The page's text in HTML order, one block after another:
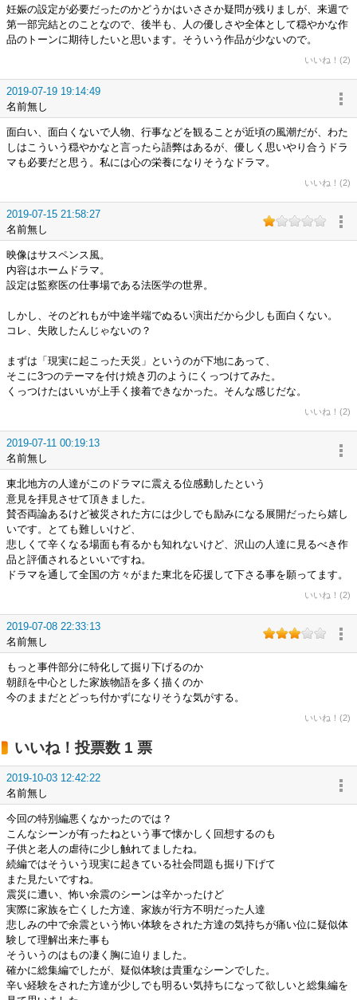
妊娠の設定が必要だったのかどうかはいささか疑問が残りましが、来週で
第一部完結とのことなので、後半も、人の優しさや全体として穏やかな作
品のトーンに期待したいと思います。そういう作品が少ないので。
いいね！(2)
2019-07-19 19:14:49
名前無し
面白い、面白くないで人物、行事などを観ることが近頃の風潮だが、わた
しはこういう穏やかなと言ったら語弊はあるが、優しく思いやり合うドラ
マも必要だと思う。私には心の栄養になりそうなドラマ。
いいね！(2)
2019-07-15 21:58:27
名前無し
映像はサスペンス風。
内容はホームドラマ。
設定は監察医の仕事場である法医学の世界。
しかし、そのどれもが中途半端でぬるい演出だから少しも面白くない。
コレ、失敗したんじゃないの？
まずは「現実に起こった天災」というのが下地にあって、
そこに3つのテーマを付け焼き刃のようにくっつけてみた。
くっつけたはいいが上手く接着できなかった。そんな感じだな。
いいね！(2)
2019-07-11 00:19:13
名前無し
東北地方の人達がこのドラマに震える位感動したという
意見を拝見させて頂きました。
賛否両論あるけど被災された方には少しでも励みになる展開だったら嬉し
いです。とても難しいけど、
悲しくて辛くなる場面も有るかも知れないけど、沢山の人達に見るべき作
品と評価されるといいですね。
ドラマを通して全国の方々がまた東北を応援して下さる事を願ってます。
いいね！(2)
2019-07-08 22:33:13
名前無し
もっと事件部分に特化して掘り下げるのか
朝顔を中心とした家族物語を多く描くのか
今のままだとどっち付かずになりそうな気がする。
いいね！(2)
いいね！投票数 1 票
2019-10-03 12:42:22
名前無し
今回の特別編悪くなかったのでは？
こんなシーンが有ったねという事で懐かしく回想するのも
子供と老人の虐待に少し触れてましたね。
続編ではそういう現実に起きている社会問題も掘り下げて
また見たいですね。
震災に遭い、怖い余震のシーンは辛かったけど
実際に家族を亡くした方達、家族が行方不明だった人達
悲しみの中で余震という怖い体験をされた方達の気持ちが痛い位に疑似体
験して理解出来た事も
そういうのはもの凄く胸に迫りました。
確かに総集編でしたが、疑似体験は貴重なシーンでした。
辛い経験をされた方達が少しでも明るい気持ちになって欲しいと総集編を